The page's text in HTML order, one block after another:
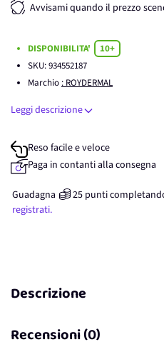
Avvisami quando il prezzo
DISPONIBILITA'
10+
SKU:934552187
Marchio : ROYDERMAL
Leggi descrizione
Reso facile e veloce
Paga in contanti alla consegna
Guadagna 25 punti
registrati.
Descrizione
Recensioni (0)